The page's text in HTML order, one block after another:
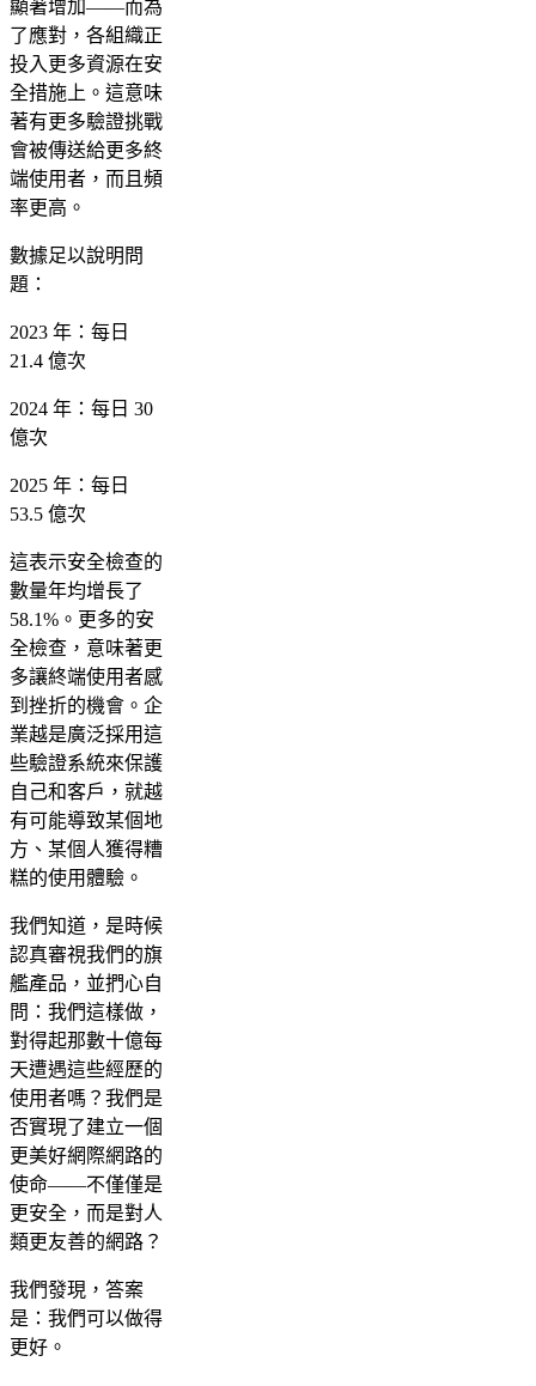
顯著增加——而為
了應對，各組織正
投入更多資源在安
全措施上。這意味
著有更多驗證挑戰
會被傳送給更多終
端使用者，而且頻
率更高。
數據足以說明問
題：
2023 年：每日
21.4 億次
2024 年：每日 30
億次
2025 年：每日
53.5 億次
這表示安全檢查的
數量年均增長了
58.1%。更多的安
全檢查，意味著更
多讓終端使用者感
到挫折的機會。企
業越是廣泛採用這
些驗證系統來保護
自己和客戶，就越
有可能導致某個地
方、某個人獲得糟
糕的使用體驗。
我們知道，是時候
認真審視我們的旗
艦產品，並捫心自
問：我們這樣做，
對得起那數十億每
天遭遇這些經歷的
使用者嗎？我們是
否實現了建立一個
更美好網際網路的
使命——不僅僅是
更安全，而是對人
類更友善的網路？
我們發現，答案
是：我們可以做得
更好。